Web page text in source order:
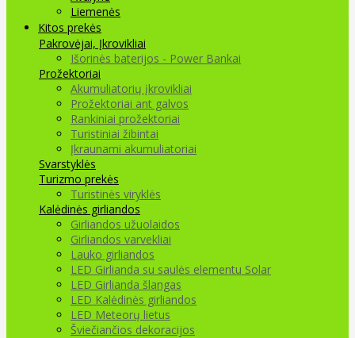
Liemenės
Kitos prekės
Pakrovėjai, Įkrovikliai
Išorinės baterijos - Power Bankai
Prožektoriai
Akumuliatorių įkrovikliai
Prožektoriai ant galvos
Rankiniai prožektoriai
Turistiniai žibintai
Įkraunami akumuliatoriai
Svarstyklės
Turizmo prekės
Turistinės viryklės
Kalėdinės girliandos
Girliandos užuolaidos
Girliandos varvekliai
Lauko girliandos
LED Girlianda su saulės elementu Solar
LED Girlianda šlangas
LED Kalėdinės girliandos
LED Meteorų lietus
Šviečiančios dekoracijos